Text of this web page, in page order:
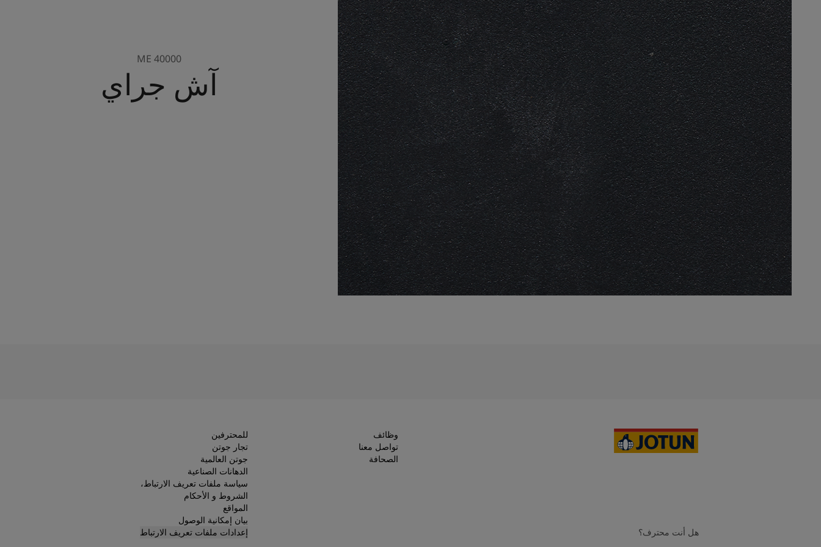
المقالات
Book a painter
Contact Us
البحث عن موزع جوتن
مستندات المنتجات
أحجز خدمات الدهان
مساحات تنبض بالحياة - أحدث مجموعة ألوان جوتن
شركة كبرى
الدهانات الصناعية
آش جراي
ME 40000
هل أنت محترف؟
وظائف
تواصل معنا
الصحافة
للمحترفين
تجار جوتن
جوتن العالمية
الدهانات الصناعية
سياسة ملفات تعريف الارتباط،
الشروط و الأحكام
المواقع
بيان إمكانية الوصول
إعدادات ملفات تعريف الارتباط